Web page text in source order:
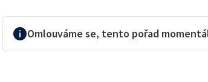
Omlouváme se, tento pořad